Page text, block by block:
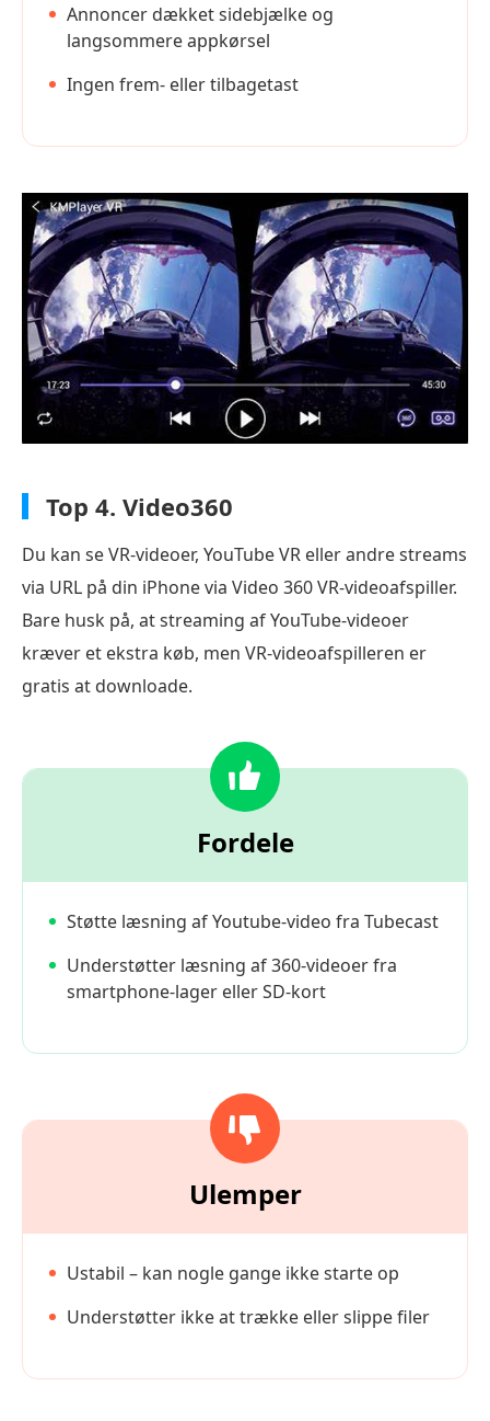
Annoncer dækket sidebjælke og
langsommere appkørsel
Ingen frem- eller tilbagetast
Top 4. Video360
Du kan se VR-videoer, YouTube VR eller andre streams
via URL på din iPhone via Video 360 VR-videoafspiller.
Bare husk på, at streaming af YouTube-videoer
kræver et ekstra køb, men VR-videoafspilleren er
gratis at downloade.
Fordele
Støtte læsning af Youtube-video fra Tubecast
Understøtter læsning af 360-videoer fra
smartphone-lager eller SD-kort
Ulemper
Ustabil – kan nogle gange ikke starte op
Understøtter ikke at trække eller slippe filer